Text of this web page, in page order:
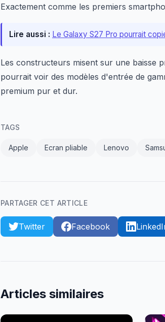
Exactement comme les premiers
Lire aussi : Le Galaxy S27 Pro pourrait
Les constructeurs misent sur une baisse
pourrait voir des modèles d'entrée de
premium pur et dur.
TAGS
Apple Ecran pliable Lenovo
PARTAGER CET ARTICLE
Twitter Facebook
Articles similaires